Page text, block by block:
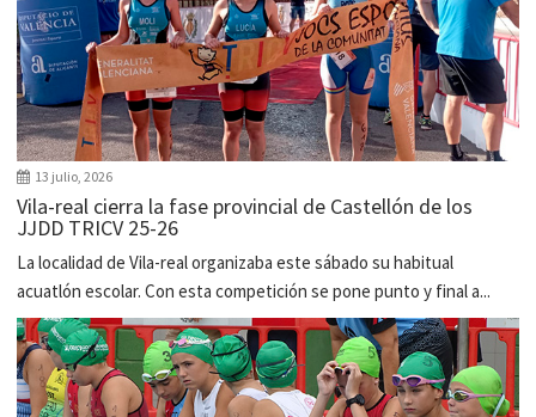
13 julio, 2026
Vila-real cierra la fase provincial de Castellón de los
JJDD TRICV 25-26
La localidad de Vila-real organizaba este sábado su habitual
acuatlón escolar. Con esta competición se pone punto y final a...